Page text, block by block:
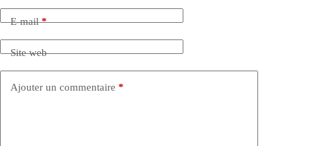
E-mail*
Site web
Ajouter un commentaire *